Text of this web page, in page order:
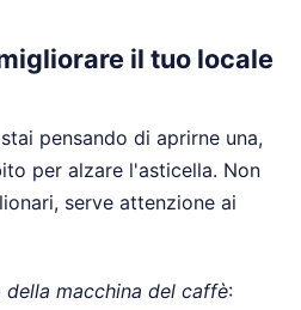
il tuo locale
pensando di aprirne una,
per alzare l'asticella. Non
serve attenzione ai
macchina del caffè: